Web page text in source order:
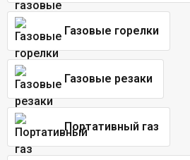
Газовые горелки
Газовые резаки
Портативный газ